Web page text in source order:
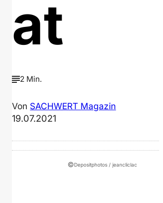
at
2 Min.
Von SACHWERT Magazin
19.07.2021
©Depositphotos / jeancliclac